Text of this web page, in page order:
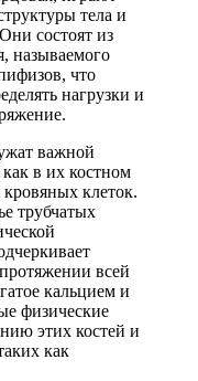
тела и
состоят из
называемого
что
нагрузки и
важной
в их костном
кровяных клеток.
трубчатых
всей
кальцием и
физические
этих костей и
как